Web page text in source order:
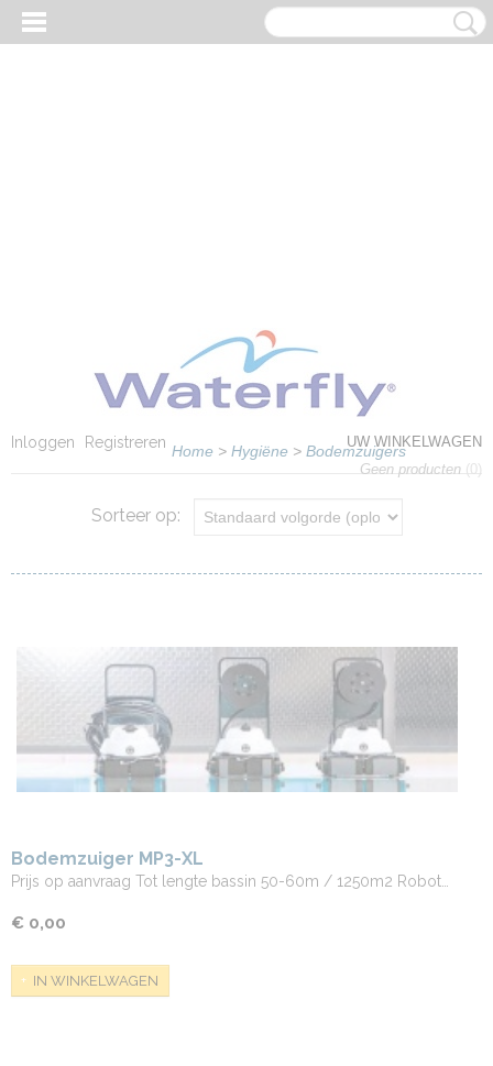
Inloggen Registreren
UW WINKELWAGEN
Geen producten (0)
Home > Hygiëne > Bodemzuigers
Sorteer op:
Bodemzuiger MP3-XL
Prijs op aanvraag Tot lengte bassin 50-60m / 1250m2 Robot…
€ 0,00
IN WINKELWAGEN